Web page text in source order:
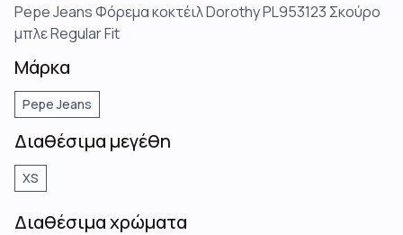
Pepe Jeans Φόρεμα κοκτέιλ Dorothy PL953123 Σκούρο
μπλε Regular Fit
Μάρκα
Pepe Jeans
Διαθέσιμα μεγέθη
XS
Διαθέσιμα χρώματα